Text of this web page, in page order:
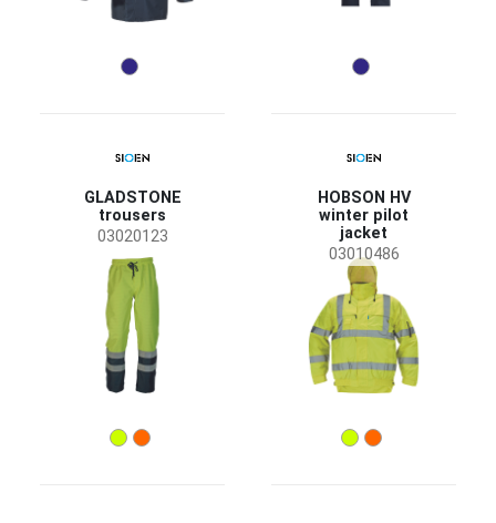
GLADSTONE
trousers
03020123
HOBSON HV
winter pilot
jacket
03010486